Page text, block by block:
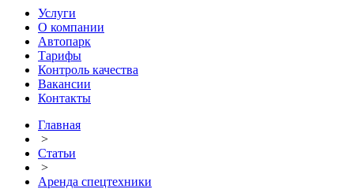
Услуги
О компании
Автопарк
Тарифы
Контроль качества
Вакансии
Контакты
Главная
>
Статьи
>
Аренда спецтехники